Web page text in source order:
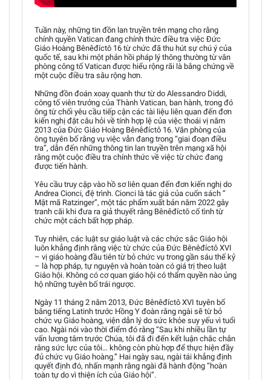
Tuần này, những tin đồn lan truyền trên mạng cho rằng
chính quyền Vatican đang chính thức điều tra việc Đức
Giáo Hoàng Bênêđíctô 16 từ chức đã thu hút sự chú ý của
quốc tế, sau khi một phản hồi pháp lý thông thường từ văn
phòng công tố Vatican được hiểu rộng rãi là bằng chứng về
một cuộc điều tra sâu rộng hơn.
Những đồn đoán xoay quanh thư từ do Alessandro Diddi,
công tố viên trưởng của Thành Vatican, ban hành, trong đó
ông từ chối yêu cầu tiếp cận các tài liệu liên quan đến đơn
kiến nghị đặt câu hỏi về tính hợp lệ của việc thoái vị năm
2013 của Đức Giáo Hoàng Bênêđíctô 16. Văn phòng của
ông tuyên bố rằng vụ việc vẫn đang trong “giai đoạn điều
tra”, dẫn đến những thông tin lan truyền trên mạng xã hội
rằng một cuộc điều tra chính thức về việc từ chức đang
được tiến hành.
Yêu cầu truy cập vào hồ sơ liên quan đến đơn kiến nghị do
Andrea Cionci, đệ trình. Cionci là tác giả của cuốn sách “
Mật mã Ratzinger”, một tác phẩm xuất bản năm 2022 gây
tranh cãi khi đưa ra giả thuyết rằng Bênêđíctô cố tình từ
chức một cách bất hợp pháp.
Tuy nhiên, các luật sư giáo luật và các chức sắc Giáo hội
luôn khẳng định rằng việc từ chức của Đức Bênêđíctô XVI
– vị giáo hoàng đầu tiên từ bỏ chức vụ trong gần sáu thế kỷ
– là hợp pháp, tự nguyện và hoàn toàn có giá trị theo luật
Giáo hội. Không có cơ quan giáo hội có thẩm quyền nào ủng
hộ những tuyên bố trái ngược.
Ngày 11 tháng 2 năm 2013, Đức Bênêđíctô XVI tuyên bố
bằng tiếng Latinh trước Hồng Y đoàn rằng ngài sẽ từ bỏ
chức vụ Giáo hoàng, viện dẫn lý do sức khỏe suy yếu vì tuổi
cao. Ngài nói vào thời điểm đó rằng “Sau khi nhiều lần tự
vấn lương tâm trước Chúa, tôi đã đi đến kết luận chắc chắn
rằng sức lực của tôi… không còn phù hợp để thực hiện đầy
đủ chức vụ Giáo hoàng.” Hai ngày sau, ngài tái khẳng định
quyết định đó, nhấn mạnh rằng ngài đã hành động “hoàn
toàn tự do vì thiện ích của Giáo hội”.